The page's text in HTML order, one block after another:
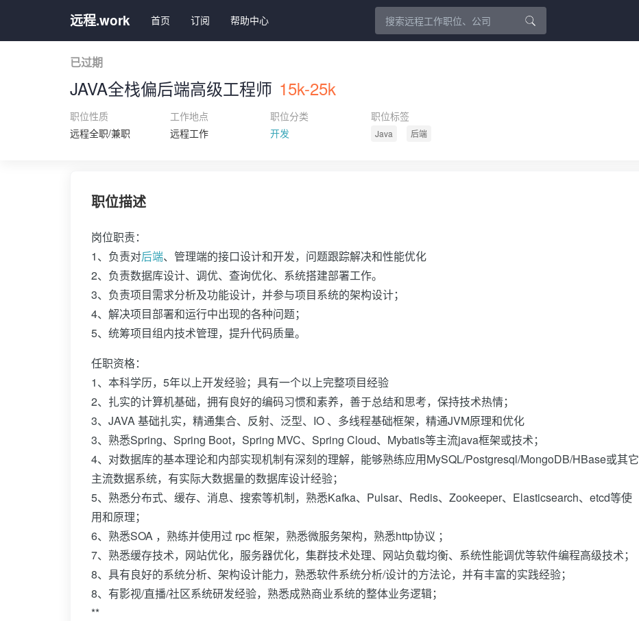
远程.work 首页 订阅 帮助中心
已过期
JAVA全栈偏后端高级工程师 15k-25k
职位性质
远程全职/兼职
工作地点
远程工作
职位分类
开发
职位标签
Java 后端
职位描述
岗位职责：
1、负责对后端、管理端的接口设计和开发，问题跟踪解决和性能优化
2、负责数据库设计、调优、查询优化、系统搭建部署工作。
3、负责项目需求分析及功能设计，并参与项目系统的架构设计；
4、解决项目部署和运行中出现的各种问题；
5、统筹项目组内技术管理，提升代码质量。
任职资格：
1、本科学历，5年以上开发经验；具有一个以上完整项目经验
2、扎实的计算机基础，拥有良好的编码习惯和素养，善于总结和思考，保持技术热情；
3、JAVA 基础扎实，精通集合、反射、泛型、IO 、多线程基础框架，精通JVM原理和优化
3、熟悉Spring、Spring Boot，Spring MVC、Spring Cloud、Mybatis等主流java框架或技术；
4、对数据库的基本理论和内部实现机制有深刻的理解，能够熟练应用MySQL/Postgresql/MongoDB/HBase或其它
主流数据系统，有实际大数据量的数据库设计经验；
5、熟悉分布式、缓存、消息、搜索等机制，熟悉Kafka、Pulsar、Redis、Zookeeper、Elasticsearch、etcd等使
用和原理；
6、熟悉SOA ，熟练并使用过 rpc 框架，熟悉微服务架构，熟悉http协议 ；
7、熟悉缓存技术，网站优化，服务器优化，集群技术处理、网站负载均衡、系统性能调优等软件编程高级技术；
8、具有良好的系统分析、架构设计能力，熟悉软件系统分析/设计的方法论，并有丰富的实践经验；
8、有影视/直播/社区系统研发经验，熟悉成熟商业系统的整体业务逻辑；
**